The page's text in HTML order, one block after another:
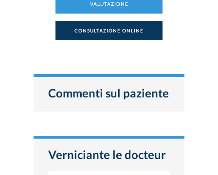
VALUTAZIONE
CONSULTAZIONE ONLINE
Commenti sul paziente
Verniciante le docteur